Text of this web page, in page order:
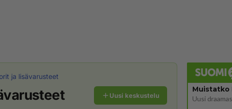
ja lisävarusteet
Uusi keskustelu